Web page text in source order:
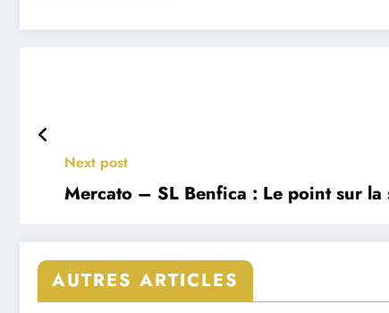
Next post
Mercato – SL Benfica : Le point sur
AUTRES ARTICLES